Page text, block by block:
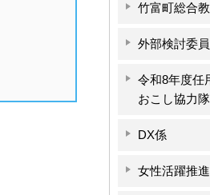
竹富町総合
外部検討委
令和8年度任
おこし協力
DX係
女性活躍推